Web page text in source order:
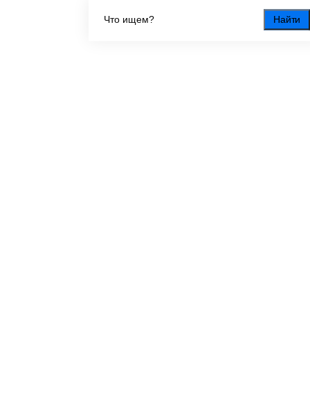
Найти